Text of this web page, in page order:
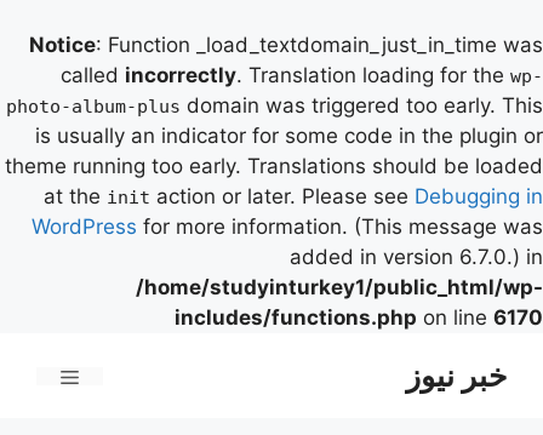
Notice: Function _load_textdomain_just_in_time was
called incorrectly. Translation loading for the wp-
photo-album-plus domain was triggered too early. This
is usually an indicator for some code in the plugin or
theme running too early. Translations should be loaded
at the init action or later. Please see Debugging in
WordPress for more information. (This message was
added in version 6.7.0.) in
/home/studyinturkey1/public_html/wp-
includes/functions.php on line 6170
خبر نیوز